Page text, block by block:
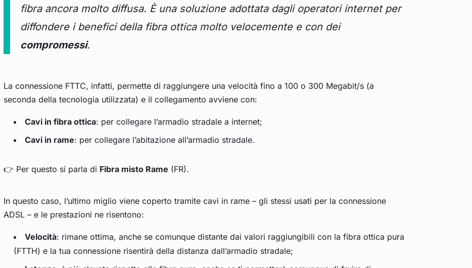
fibra ancora molto diffusa. È una soluzione adottata dagli operatori internet per
diffondere i benefici della fibra ottica molto velocemente e con dei
compromessi.
La connessione FTTC, infatti, permette di raggiungere una velocità fino a 100 o 300 Megabit/s (a
seconda della tecnologia utilizzata) e il collegamento avviene con:
Cavi in fibra ottica: per collegare l’armadio stradale a internet;
Cavi in rame: per collegare l’abitazione all’armadio stradale.
👉 Per questo si parla di Fibra misto Rame (FR).
In questo caso, l’ultimo miglio viene coperto tramite cavi in rame – gli stessi usati per la connessione
ADSL – e le prestazioni ne risentono:
Velocità: rimane ottima, anche se comunque distante dai valori raggiungibili con la fibra ottica pura
(FTTH) e la tua connessione risentirà della distanza dall’armadio stradale;